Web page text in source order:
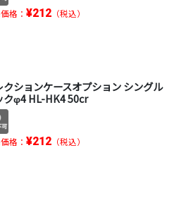
格： ¥212（税込）
クションケースオプション シングル
クφ4 HL-HK4 50cr
格： ¥212（税込）